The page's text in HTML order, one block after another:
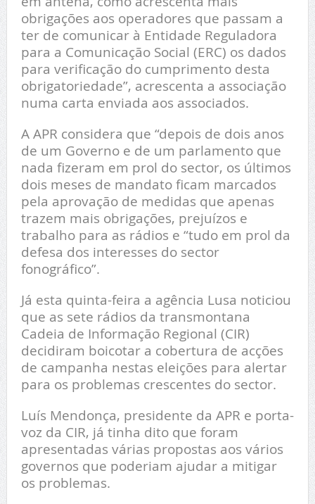
obrigações aos operadores que passam a
ter de comunicar à Entidade Reguladora
para a Comunicação Social (ERC) os dados
para verificação do cumprimento desta
obrigatoriedade”, acrescenta a associação
numa carta enviada aos associados.
A APR considera que “depois de dois anos
de um Governo e de um parlamento que
nada fizeram em prol do sector, os últimos
dois meses de mandato ficam marcados
pela aprovação de medidas que apenas
trazem mais obrigações, prejuízos e
trabalho para as rádios e “tudo em prol da
defesa dos interesses do sector
fonográfico”.
Já esta quinta-feira a agência Lusa noticiou
que as sete rádios da transmontana
Cadeia de Informação Regional (CIR)
decidiram boicotar a cobertura de acções
de campanha nestas eleições para alertar
para os problemas crescentes do sector.
Luís Mendonça, presidente da APR e porta-
voz da CIR, já tinha dito que foram
apresentadas várias propostas aos vários
governos que poderiam ajudar a mitigar
os problemas.